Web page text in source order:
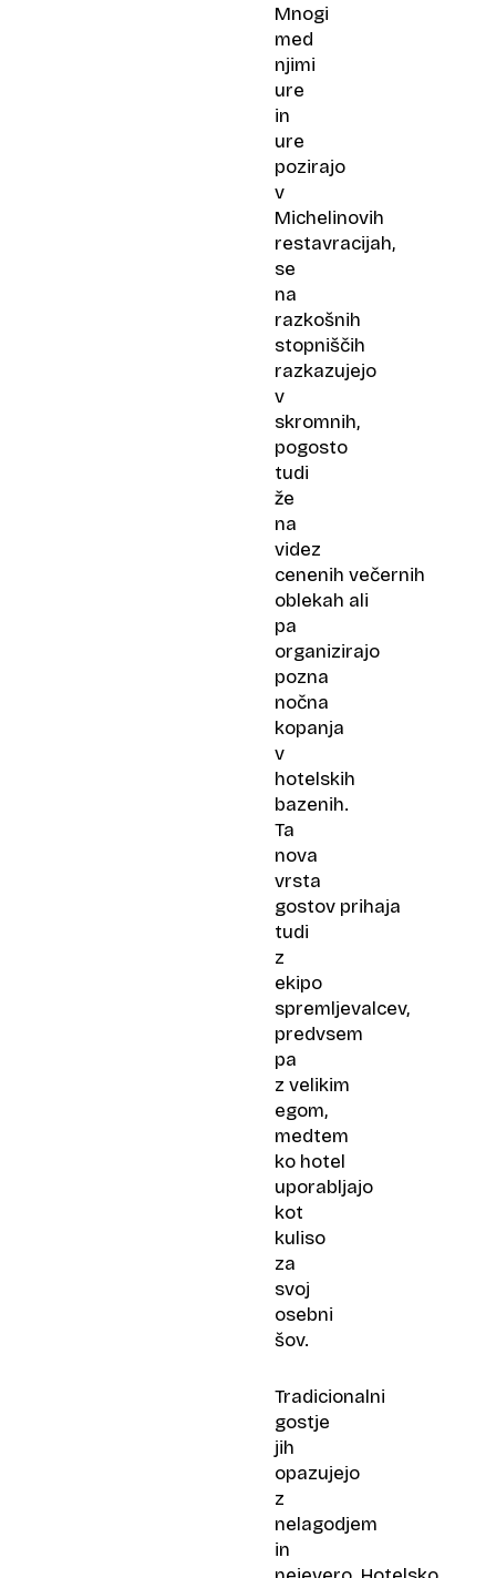
Mnogi
med
njimi
ure
in
ure
pozirajo
v
Michelinovih
restavracijah,
se
na
razkošnih
stopniščih
razkazujejo
v
skromnih,
pogosto
tudi
že
na
videz
cenenih večernih
oblekah ali
pa
organizirajo
pozna
nočna
kopanja
v
hotelskih
bazenih.
Ta
nova
vrsta
gostov prihaja
tudi
z
ekipo
spremljevalcev,
predvsem
pa
z velikim
egom,
medtem
ko hotel
uporabljajo
kot
kuliso
za
svoj
osebni
šov.
Tradicionalni
gostje
jih
opazujejo
z
nelagodjem
in